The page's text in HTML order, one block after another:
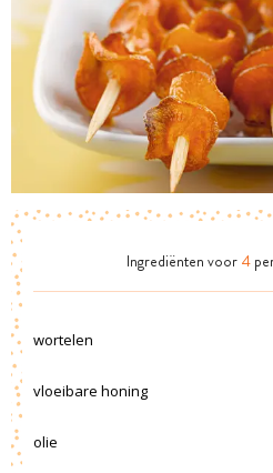
Ingrediënten voor 4
wortelen
vloeibare honing
olie